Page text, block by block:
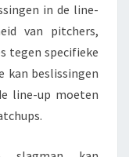
in de line-
van pitchers,
tegen specifieke
kan beslissingen
line-up moeten